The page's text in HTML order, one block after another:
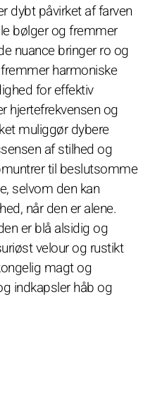
dybt påvirket af farven
bølger og fremmer
nuance bringer ro og
harmoniske
for effektiv
hjertefrekvensen og
muliggør dybere
af stilhed og
til beslutsomme
selvom den kan
når den er alene.
er blå alsidig og
velour og rustikt
magt og
indkapsler håb og